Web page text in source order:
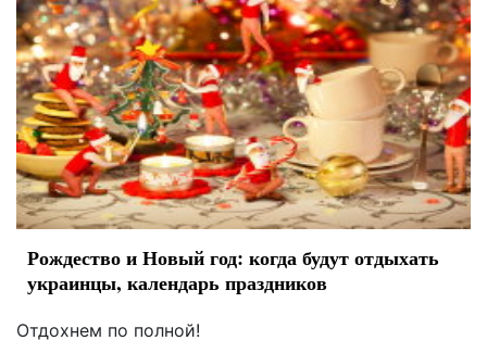
Рождество и Новый год: когда будут отдыхать
украинцы, календарь праздников
Отдохнем по полной!